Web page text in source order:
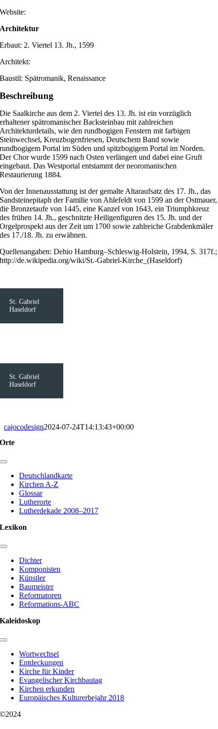
Website:
Architektur
Erbaut: 2. Viertel 13. Jh., 1599
Architekt:
Baustil: Spätromanik, Renaissance
Beschreibung
Die Saalkirche aus dem 2. Viertel des 13. Jh. ist ein vorzüglich
erhaltener spätromanischer Backsteinbau mit zahlreichen
Architekturdetails, wie den rundbogigen Fenstern mit farbigen
Steinwechsel, Kreuzbogenfriesen, Deutschem Band sowie
rundbogigem Portal im Süden und spitzbogigem Portal im Norden.
Der Chor wurde 1599 nach Osten verlängert und dabei eine Gruft
eingebaut. Das Westportal entstammt der neoromanischen
Restaurierung 1884.
Von der Innenausstattung ist der gemalte Altaraufsatz des 17. Jh., das
Sandsteinepitaph der Familie von Ahlefeldt von 1599 an der Ostmauer,
die Bronzetaufe von 1445, eine Kanzel von 1643, ein Triumphkreuz
des frühen 14. Jh., geschnitzte Heiligenfiguren des 15. Jh. und der
Orgelprospekt aus der Zeit um 1700 sowie zahlreiche Grabdenkmäler
des 17./18. Jh. zu erwähnen.
Quellenangaben: Dehio Hamburg–Schleswig-Holstein, 1994, S. 317f.;
http://de.wikipedia.org/wiki/St.-Gabriel-Kirche_(Haseldorf)
St. Gabriel
Haseldorf
St. Gabriel
Haseldorf
cajocodesign2024-07-24T14:13:43+00:00
Orte
Toggle
NavigationDeutschlandkarte
Kirchen A-Z
Glossar
Lutherorte
Lutherdekade 2008–2017
Lexikon
Toggle
Navigation
Dichter
Komponisten
Künstler
Baumeister
Reformatoren
Reformations-ABC
Kaleidoskop
Toggle
NavigationWortwechsel
Entdeckungen
Kirche für Kinder
Evangelischer Kirchbautag
Kirchen erkunden
Europäisches Kulturerbejahr 2018
©2024